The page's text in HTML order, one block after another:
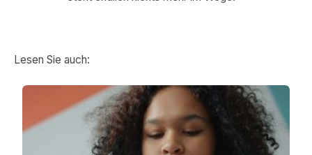
Lesen Sie auch: